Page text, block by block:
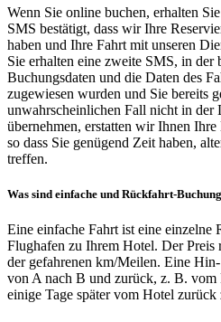
Wenn Sie online buchen, erhalten
SMS bestätigt, dass wir Ihre
haben und Ihre Fahrt mit unseren
Sie erhalten eine zweite SMS, in der
Buchungsdaten und die Daten des
zugewiesen wurden und Sie bereits
unwahrscheinlichen Fall nicht in der
übernehmen, erstatten wir Ihnen
so dass Sie genügend Zeit haben,
treffen.
Was sind einfache und Rückfahrt-
Eine einfache Fahrt ist eine
Flughafen zu Ihrem Hotel. Der Preis
der gefahrenen km/Meilen. Eine
von A nach B und zurück, z. B.
einige Tage später vom Hotel zurück